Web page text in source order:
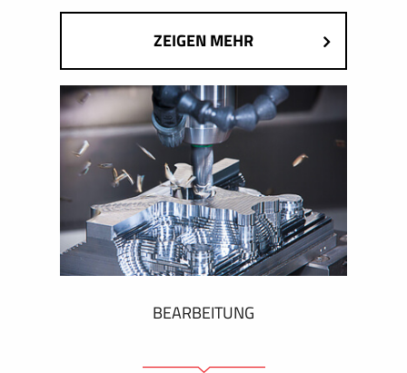
ZEIGEN MEHR
BEARBEITUNG